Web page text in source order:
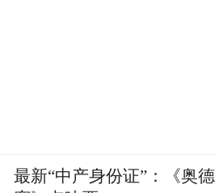
最新“中产身份证”：《奥德